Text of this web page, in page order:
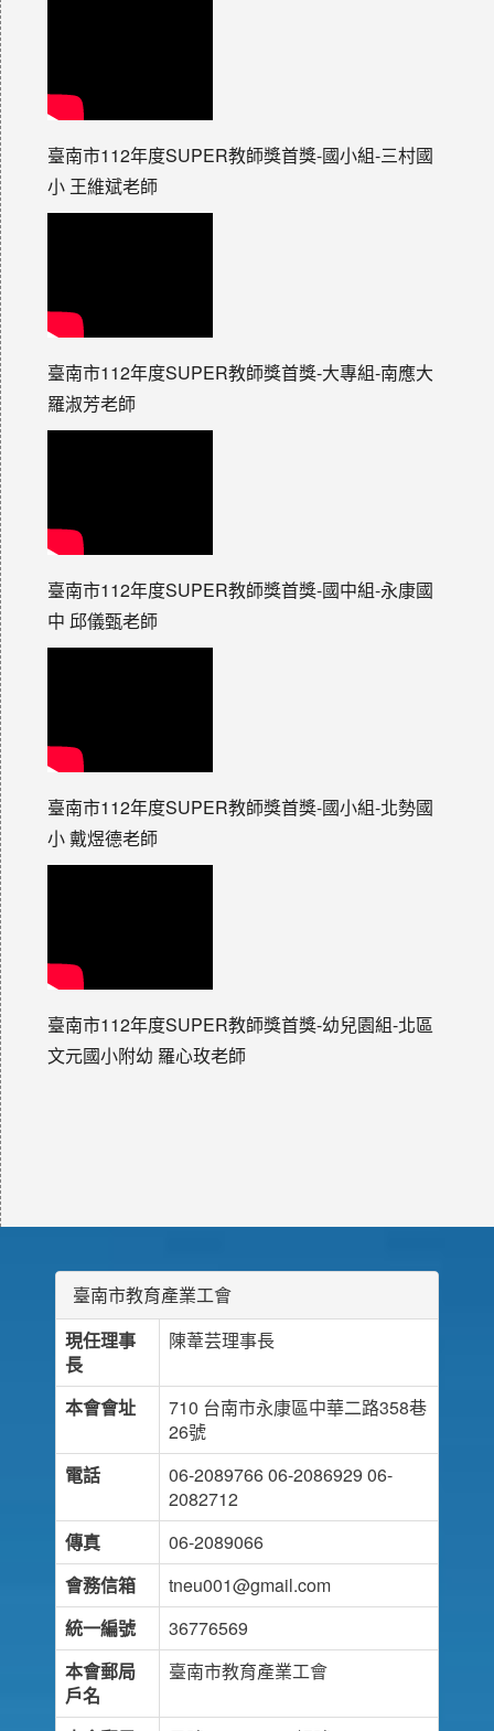
臺南市112年度SUPER教師獎首獎-國小組-三村國
小 王維斌老師
臺南市112年度SUPER教師獎首獎-大專組-南應大
羅淑芳老師
臺南市112年度SUPER教師獎首獎-國中組-永康國
中 邱儀甄老師
臺南市112年度SUPER教師獎首獎-國小組-北勢國
小 戴煜德老師
臺南市112年度SUPER教師獎首獎-幼兒園組-北區
文元國小附幼 羅心玫老師
臺南市教育產業工會
現任理事
長
陳葦芸理事長
本會會址
710 台南市永康區中華二路358巷
26號
電話
06-2089766 06-2086929 06-
2082712
傳真
06-2089066
會務信箱
tneu001@gmail.com
統一編號
36776569
本會郵局
戶名
臺南市教育產業工會